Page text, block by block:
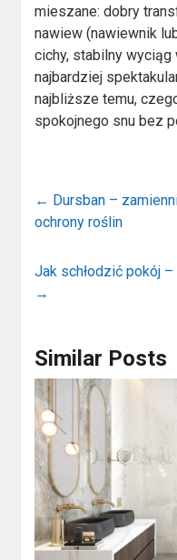
mieszane: dobry
nawiew (nawiewnik
cichy, stabilny wyciąg
najbardziej
najbliższe temu,
spokojnego snu bez
← Dursban –
ochrony roślin
Jak schłodzić pokój
→
Similar Posts